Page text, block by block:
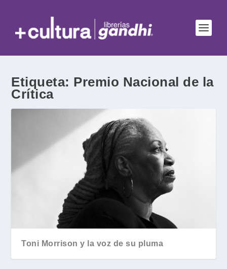
Etiqueta: Premio Nacional de la
Crítica
Toni Morrison y la voz de su pluma